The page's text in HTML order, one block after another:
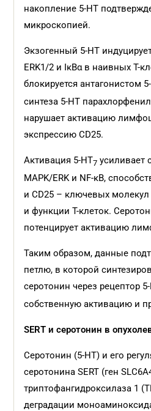
накопление 5‑НТ
микроскопией.
Экзогенный 5-НТ
ERK1/2 и IκBα в наивных Т-
блокируется антагонистом
синтеза 5‑НТ
нарушает активацию
экспрессию CD25.
Активация 5‑НТ7 усиливает
MAPK/ERK и NF‑κB,
и CD25 – ключевых
и функции Т-клеток.
потенцирует активацию
Таким образом, данные
петлю, в которой
серотонин через рецептор
собственную активацию и
SERT и серотонин в
Серотонин (5‑HT) и его
серотонина SERT (ген
триптофангидроксилаза 1
деградации